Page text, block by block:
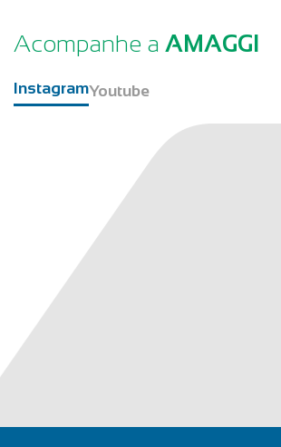
Acompanhe a AMAGGI
InstagramYoutube